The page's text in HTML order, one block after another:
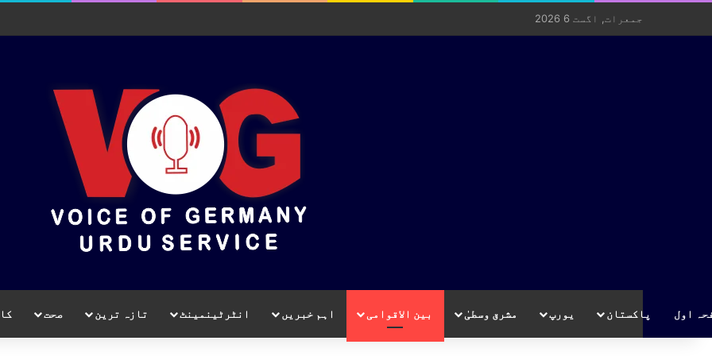
جمعرات, اگست 6 2026
اول پاکستان یورپ مشرق وسطیٰ بین الاقوامی اہم خبریں انٹرٹینمینٹ تازہ ترین صحت